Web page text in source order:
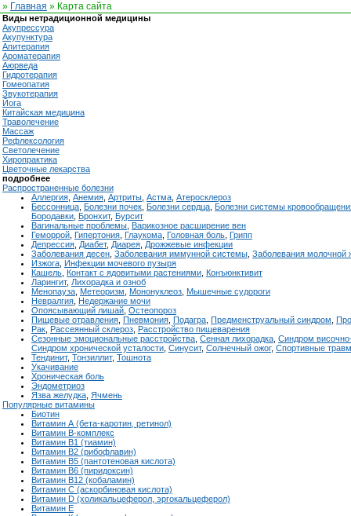
» Главная » Карта сайта
Виды нетрадиционной медицины
Акупрессура
Акупунктура
Апитерапия
Ароматерапия
Аюрведа
Гидротерапия
Гомеопатия
Звукотерапия
Йога
Китайская медицина
Траволечение
Массаж
Рефлексология
Светолечение
Хиропрактика
Цветочные лекарства
подробнее
Распространенные болезни
Аллергия Анемия Артриты Астма Атеросклероз
Бессонница Болезни почек Болезни сердца Болезни системы
Бородавки Бронхит, Бурсит
Вагинальные проблемы Варикозное расширение вен
Геморрой Гипертония Глаукома Головная боль Грипп
Депрессия Диабет, Диарея Дрожжевые инфекции
Заболевания десен Заболевания иммунной системы Заболевания молочной
Изжога Инфекции мочевого пузыря
Кашель Контакт с ядовитыми растениями Конъюнктивит
Ларингит, Лихорадка и озноб
Менопауза Метеоризм Мононуклеоз Мышечные судороги
Невралгия Недержание мочи
Опоясывающий лишай Остеопороз
Пищевые отравления Пневмония Подагра Предменструальный синдром
Рак Рассеянный склероз Расстройство пищеварения
Сезонные эмоциональные расстройства Сенная лихорадка Синдром
Синдром хронической усталости Синусит, Солнечный ожог, Спортивные
Тендинит, Тонзиллит, Тошнота
Укачивание
Хроническая боль
Эндометриоз
Язва желудка Ячмень
Популярные витамины
Биотин
Витамин А (бета-каротин, ретинол)
Витамин B-комплекс
Витамин B1 (тиамин)
Витамин B2 (рибофлавин)
Витамин B5 (пантотеновая кислота)
Витамин B6 (пиридоксин)
Витамин B12 (кобаламин)
Витамин С (аскорбиновая кислота)
Витамин D (холикальцеферол, эргокальцеферол)
Витамин Е